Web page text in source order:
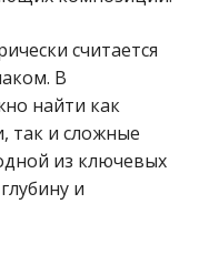
считается
В
найти как
так и сложные
из ключевых
и